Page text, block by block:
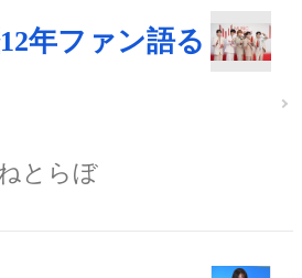
年ファン語る
とらぼ